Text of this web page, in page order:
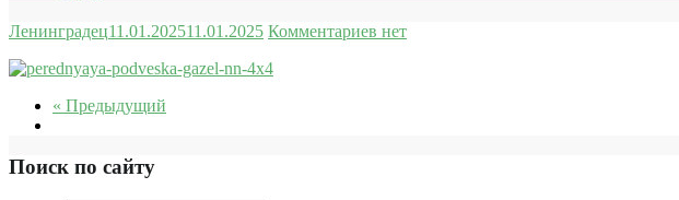
Ленинградец11.01.202511.01.2025 Комментариев нет
« Предыдущий
Поиск по сайту